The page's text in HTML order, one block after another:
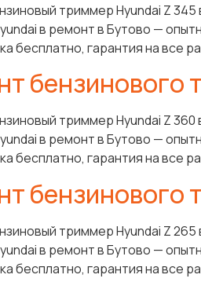
триммер Hyundai Z
в ремонт в Бутово —
бесплатно, гарантия на все
бензинового
триммер Hyundai Z
в ремонт в Бутово —
бесплатно, гарантия на все
бензинового
триммер Hyundai Z
в ремонт в Бутово —
бесплатно, гарантия на все